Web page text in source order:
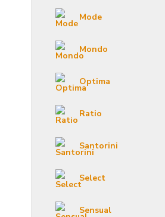
Mode
Mondo
Optima
Ratio
Santorini
Select
Sensual